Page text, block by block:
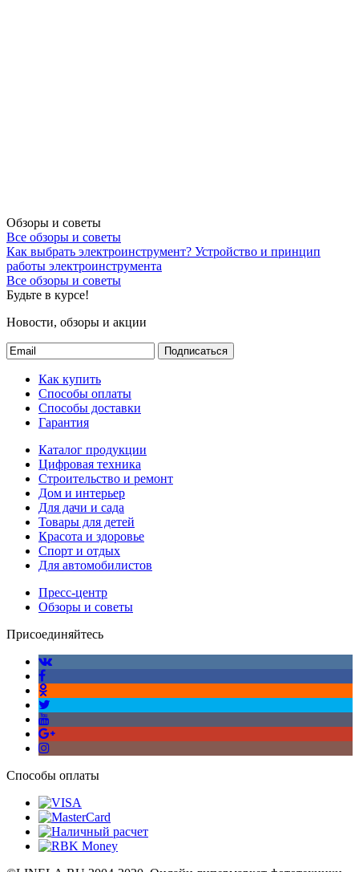
Обзоры и советы
Все обзоры и советы
Как выбрать электроинструмент? Устройство и принцип
работы электроинструмента
Все обзоры и советы
Будьте в курсе!
Новости, обзоры и акции
Подписаться
Как купить
Способы оплаты
Способы доставки
Гарантия
Каталог продукции
Цифровая техника
Строительство и ремонт
Дом и интерьер
Для дачи и сада
Товары для детей
Красота и здоровье
Спорт и отдых
Для автомобилистов
Пресс-центр
Обзоры и советы
Присоединяйтесь
Способы оплаты